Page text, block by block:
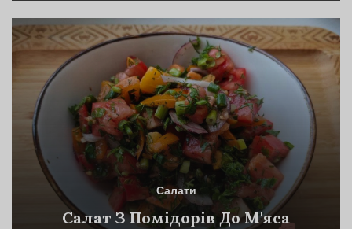
Салати
Салат З Помідорів До М'яса